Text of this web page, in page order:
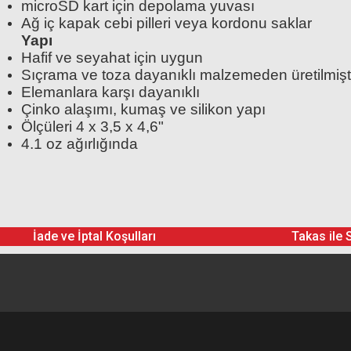
microSD kart için depolama yuvası
Ağ iç kapak cebi pilleri veya kordonu saklar
Yapı
Hafif ve seyahat için uygun
Sıçrama ve toza dayanıklı malzemeden
Elemanlara karşı dayanıklı
Çinko alaşımı, kumaş ve silikon yapı
Ölçüleri 4 x 3,5 x 4,6"
4.1 oz ağırlığında
İade ve İptal Koşulları Takas ile